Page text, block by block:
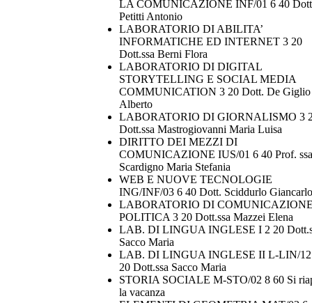
LA COMUNICAZIONE INF/01 6 40
Petitti Antonio
LABORATORIO DI ABILITA’
INFORMATICHE ED INTERNET 3 20
Dott.ssa Berni Flora
LABORATORIO DI DIGITAL
STORYTELLING E SOCIAL MEDIA
COMMUNICATION 3 20 Dott. De Giglio
Alberto
LABORATORIO DI GIORNALISMO 3
Dott.ssa Mastrogiovanni Maria Luisa
DIRITTO DEI MEZZI DI
COMUNICAZIONE IUS/01 6 40 Prof. ssa
Scardigno Maria Stefania
WEB E NUOVE TECNOLOGIE
ING/INF/03 6 40 Dott. Sciddurlo Giancarlo
LABORATORIO DI
POLITICA 3 20 Dott.ssa Mazzei Elena
LAB. DI LINGUA INGLESE I 2 20
Sacco Maria
LAB. DI LINGUA INGLESE II L-LIN/
20 Dott.ssa Sacco Maria
STORIA SOCIALE M-STO/02 8 60 Si
la vacanza